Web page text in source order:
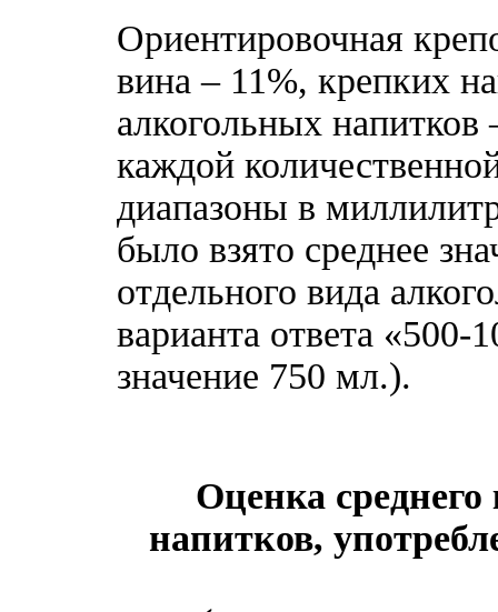
Ориентировочная
вина – 11%, крепких
алкогольных
каждой
диапазоны в
было взято среднее
отдельного вида
варианта ответа «500-
значение 750 мл.).
Оценка
напитков,